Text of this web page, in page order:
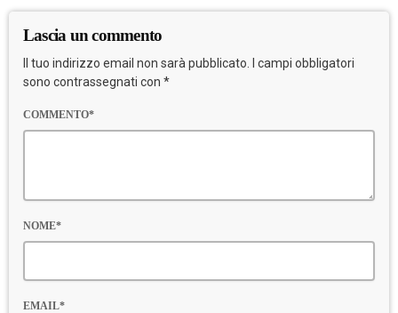
Lascia un commento
Il tuo indirizzo email non sarà pubblicato. I campi obbligatori
sono contrassegnati con *
COMMENTO*
NOME*
EMAIL*